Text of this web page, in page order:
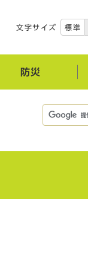
文字サイズ 標準
防災